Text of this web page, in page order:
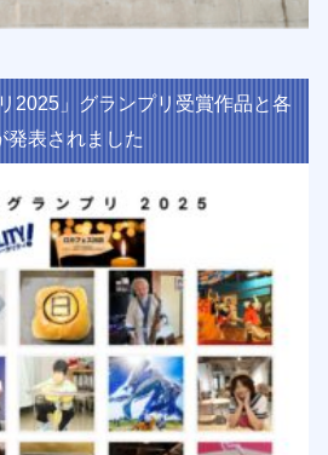
2025」グランプリ受賞作品と各
発表されました